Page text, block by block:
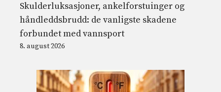
Skulderluksasjoner, ankelforstuinger og
håndleddsbrudd: de vanligste skadene
forbundet med vannsport
8. august 2026